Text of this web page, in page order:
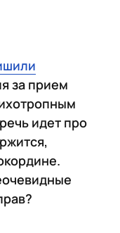
за прием
идет про